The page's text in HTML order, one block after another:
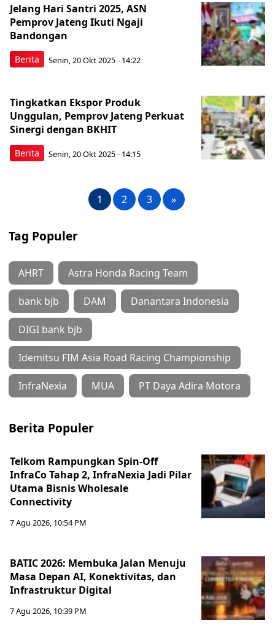
Berita
Jelang Hari Santri 2025, ASN
Pemprov Jateng Ikuti Ngaji
Bandongan
Senin, 20 Okt 2025 - 14:22
Berita
Tingkatkan Ekspor Produk
Unggulan, Pemprov Jateng Perkuat
Sinergi dengan BKHIT
Senin, 20 Okt 2025 - 14:15
1 2 3 »
Tag Populer
AHRT Astra Honda Racing Team
bank bjb DAM Danantara Indonesia
DIGI bank bjb
Idemitsu FIM Asia Road Racing Championship
InfraNexia MUA PT Daya Adira Motora
Berita Populer
Telkom Rampungkan Spin-Off
InfraCo Tahap 2, InfraNexia Jadi Pilar
Utama Bisnis Wholesale
Connectivity
7 Agu 2026, 10:54 PM
BATIC 2026: Membuka Jalan Menuju
Masa Depan AI, Konektivitas, dan
Infrastruktur Digital
7 Agu 2026, 10:39 PM